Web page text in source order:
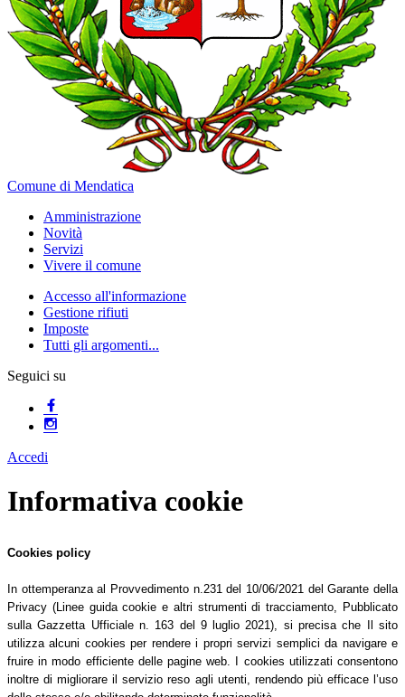
Comune di Mendatica
Amministrazione
Novità
Servizi
Vivere il comune
Accesso all'informazione
Gestione rifiuti
Imposte
Tutti gli argomenti...
Seguici su
Accedi
Informativa cookie
Cookies policy
In ottemperanza al Provvedimento n.231 del 10/06/2021 del Garante della
Privacy (Linee guida cookie e altri strumenti di tracciamento, Pubblicato
sulla Gazzetta Ufficiale n. 163 del 9 luglio 2021), si precisa che Il sito
utilizza alcuni cookies per rendere i propri servizi semplici da navigare e
fruire in modo efficiente delle pagine web. I cookies utilizzati consentono
inoltre di migliorare il servizio reso agli utenti, rendendo più efficace l’uso